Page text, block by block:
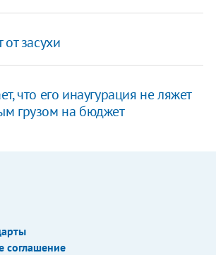
от засухи
что его инаугурация не ляжет
грузом на бюджет
соглашение